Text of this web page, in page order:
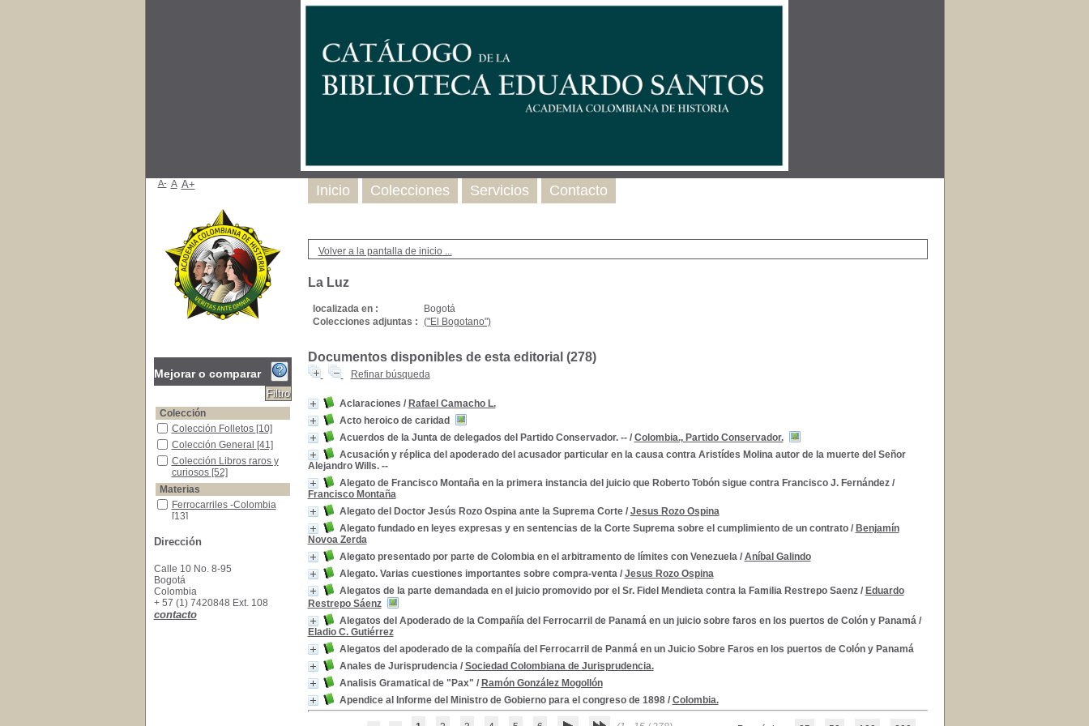
Volver a la pantalla de inicio ...
La Luz
localizada en :
Bogotá
Colecciones adjuntas : ("El Bogotano")
Documentos disponibles de esta editorial (278)
Refinar búsqueda
Aclaraciones / Rafael Camacho L.
Acto heroico de caridad
Acuerdos de la Junta de delegados del Partido Conservador. --/ Colombia., Partido Conservador.
Acusación y réplica del apoderado del acusador particular en la causa contra Aristídes Molina autor de la muerte del Señor
Alejandro Wills. --
Alegato de Francisco Montaña en la primera instancia del juicio que Roberto Tobón sigue contra Francisco J. Fernández /
Francisco Montaña
Alegato del Doctor Jesús Rozo Ospina ante la Suprema Corte/ Jesus Rozo Ospina
Alegato fundado en leyes expresas y en sentencias de la Corte Suprema sobre el cumplimiento de un contrato/ Benjamín
Novoa Zerda
Alegato presentado por parte de Colombia en el arbitramento de límites con Venezuela/ Aníbal Galindo
Alegato. Varias cuestiones importantes sobre compra-venta/ Jesus Rozo Ospina
Alegatos de la parte demandada en el juicio promovido por el Sr. Fidel Mendieta contra la Familia Restrepo Saenz/ Eduardo
Restrepo Sáenz
Alegatos del Apoderado de la Compañía del Ferrocarril de Panamá en un juicio sobre faros en los puertos de Colón y Panamá/
Eladio C. Gutiérrez
Alegatos del apoderado de la compañía del Ferrocarril de Panmá en un Juicio Sobre Faros en los puertos de Colón y Panamá
Anales de Jurisprudencia / Sociedad Colombiana de Jurisprudencia.
Analisis Gramatical de "Pax" / Ramón González Mogollón
Apendice al Informe del Ministro de Gobierno para el congreso de 1898/ Colombia.
Inicio Colecciones Servicios Contacto
A- A A+
Mejorar o comparar
Colección
Colección Folletos
Colección Folletos [10]
Colección General
Colección General [41]
Colección Libros raros y curiosos
Colección Libros raros y
curiosos [52]
Materias
Ferrocarriles -Colombia
Ferrocarriles -Colombia
[13]
Ferrocarriles y Estado -Colombia -Contratos Administrativos
Colombia -Contratos
Testamentaría (Juicio)
Testamentaría (Juicio)
Colombia--Política y gobierno--Siglo XIX
Colombia--Política y
gobierno--Siglo XIX
Colombia -Historia -Guerras civiles, 1830-1902
Colombia -Historia -
Guerras civiles, 1830-
Dirección
Calle 10 No. 8-95
Bogotá
Colombia
+ 57 (1) 7420848 Ext. 108
contacto